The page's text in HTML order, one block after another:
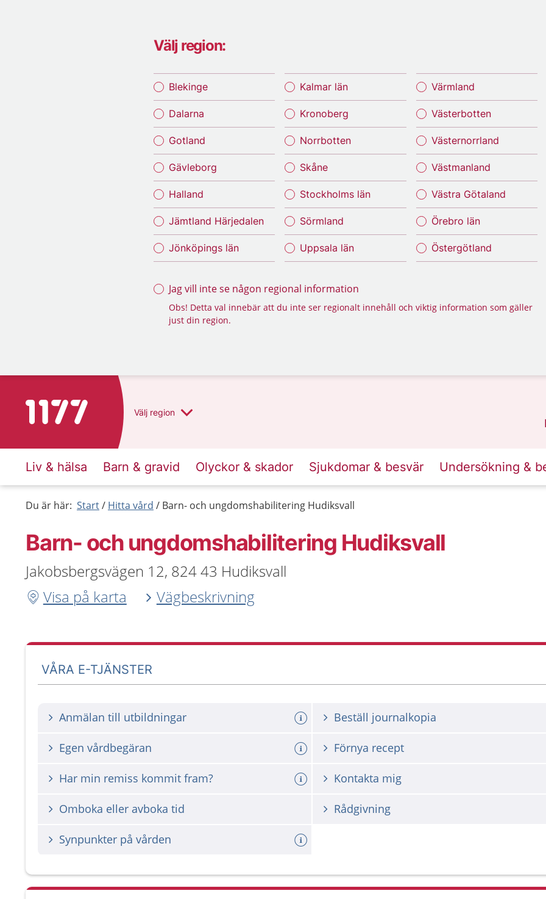
Välj region:
Blekinge
Dalarna
Gotland
Gävleborg
Halland
Jämtland Härjedalen
Jönköpings län
Kalmar län
Kronoberg
Norrbotten
Skåne
Stockholms län
Sörmland
Uppsala län
Värmland
Västerbotten
Västernorrland
Västmanland
Västra Götaland
Örebro län
Östergötland
Jag vill inte se någon regional information
Obs! Detta val innebär att du inte ser regionalt innehåll och viktig information som gäller
just din region.
Till startsidan för 1177 Välj region
Liv & hälsa Barn & gravid Olyckor & skador Sjukdomar & besvär Undersökning &
Du är här: Start Hitta vård Barn- och ungdomshabilitering Hudiksvall
Barn- och ungdomshabilitering Hudiksvall
Jakobsbergsvägen 12, 824 43 Hudiksvall
Visa på karta
Vägbeskrivning
VÅRA E-TJÄNSTER
Anmälan till utbildningar Beställ journalkopia
Egen vårdbegäran Förnya recept
Har min remiss kommit fram? Kontakta mig
Omboka eller avboka tid Rådgivning
Synpunkter på vården